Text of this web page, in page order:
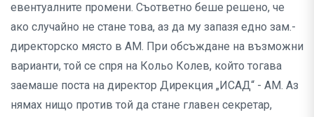
евентуалните промени. Съответно беше решено, че
ако случайно не стане това, аз да му запазя едно зам.-
директорско място в АМ. При обсъждане на възможни
варианти, той се спря на Кольо Колев, който тогава
заемаше поста на директор Дирекция „ИСАД“ - АМ. Аз
нямах нищо против той да стане главен секретар,